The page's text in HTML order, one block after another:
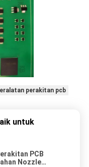
perakitan pcb
untuk
PCB
Nozzle